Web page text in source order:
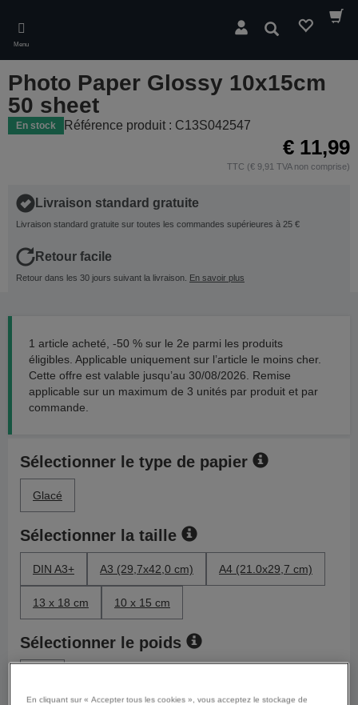
main
content
Menu
Rechercher
Photo Paper Glossy 10x15cm
50 sheet
En stock Référence produit : C13S042547
€ 11,99
TTC (€ 9,91 TVA non comprise)
Livraison standard gratuite
Livraison standard gratuite sur toutes les commandes supérieures à 25 €
Retour facile
Retour dans les 30 jours suivant la livraison. En savoir plus
1 article acheté, -50 % sur le 2e parmi les produits
éligibles. Applicable uniquement sur l’article le moins cher.
Cette offre est valable jusqu’au 30/08/2026. Remise
applicable sur un maximum de 3 unités par produit et par
commande.
Sélectionner le type de papier
Glacé
Sélectionner la taille
DIN A3+ A3 (29,7x42,0 cm) A4 (21.0x29,7 cm)
13 x 18 cm 10 x 15 cm
Sélectionner le poids
En cliquant sur « Accepter tous les cookies », vous acceptez le stockage de